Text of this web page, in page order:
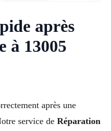
après
à 13005
après une
service de Réparation